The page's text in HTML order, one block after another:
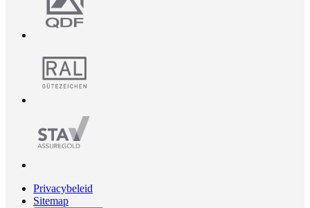
Privacybeleid
Sitemap